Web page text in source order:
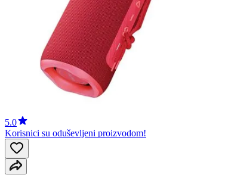
5.0
Korisnici su oduševljeni proizvodom!